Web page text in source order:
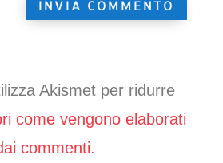
Akismet per ridurre
come vengono elaborati
commenti.